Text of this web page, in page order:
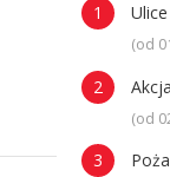
(od
(od